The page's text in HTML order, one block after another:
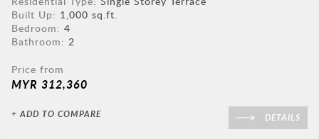
Built Up: 1,000 sq.ft.
Bedroom: 4
Bathroom: 2
Price from
MYR 312,360
+ ADD TO COMPARE DETAILS